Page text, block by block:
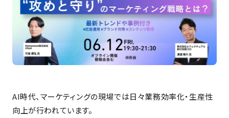
AI時代、マーケティングの現場では日々業務効率化・生産性
向上が行われています。